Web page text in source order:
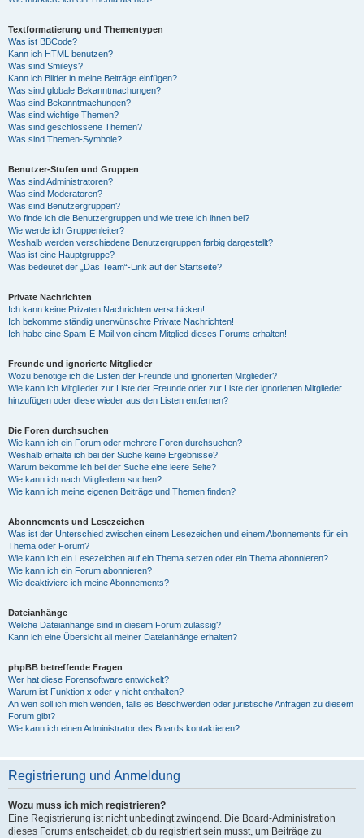
Textformatierung und Thementypen
Was ist BBCode?
Kann ich HTML benutzen?
Was sind Smileys?
Kann ich Bilder in meine Beiträge einfügen?
Was sind globale Bekanntmachungen?
Was sind Bekanntmachungen?
Was sind wichtige Themen?
Was sind geschlossene Themen?
Was sind Themen-Symbole?
Benutzer-Stufen und Gruppen
Was sind Administratoren?
Was sind Moderatoren?
Was sind Benutzergruppen?
Wo finde ich die Benutzergruppen und wie trete ich ihnen bei?
Wie werde ich Gruppenleiter?
Weshalb werden verschiedene Benutzergruppen farbig dargestellt?
Was ist eine Hauptgruppe?
Was bedeutet der „Das Team“-Link auf der Startseite?
Private Nachrichten
Ich kann keine Privaten Nachrichten verschicken!
Ich bekomme ständig unerwünschte Private Nachrichten!
Ich habe eine Spam-E-Mail von einem Mitglied dieses Forums erhalten!
Freunde und ignorierte Mitglieder
Wozu benötige ich die Listen der Freunde und ignorierten Mitglieder?
Wie kann ich Mitglieder zur Liste der Freunde oder zur Liste der ignorierten Mitglieder
hinzufügen oder diese wieder aus den Listen entfernen?
Die Foren durchsuchen
Wie kann ich ein Forum oder mehrere Foren durchsuchen?
Weshalb erhalte ich bei der Suche keine Ergebnisse?
Warum bekomme ich bei der Suche eine leere Seite?
Wie kann ich nach Mitgliedern suchen?
Wie kann ich meine eigenen Beiträge und Themen finden?
Abonnements und Lesezeichen
Was ist der Unterschied zwischen einem Lesezeichen und einem Abonnements für ein
Thema oder Forum?
Wie kann ich ein Lesezeichen auf ein Thema setzen oder ein Thema abonnieren?
Wie kann ich ein Forum abonnieren?
Wie deaktiviere ich meine Abonnements?
Dateianhänge
Welche Dateianhänge sind in diesem Forum zulässig?
Kann ich eine Übersicht all meiner Dateianhänge erhalten?
phpBB betreffende Fragen
Wer hat diese Forensoftware entwickelt?
Warum ist Funktion x oder y nicht enthalten?
An wen soll ich mich wenden, falls es Beschwerden oder juristische Anfragen zu diesem
Forum gibt?
Wie kann ich einen Administrator des Boards kontaktieren?
Registrierung und Anmeldung
Wozu muss ich mich registrieren?
Eine Registrierung ist nicht unbedingt zwingend. Die Board-Administration
dieses Forums entscheidet, ob du registriert sein musst, um Beiträge zu